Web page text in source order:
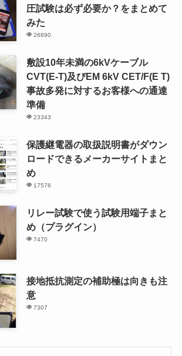
圧試験は必ず必要か？をまとめて
みた
26890
敷設10年未満の6kVケーブル
CVT(E-T)及びEM 6kV CET/F(E T)
事故多発に対するお客様への通達
準備
23343
保護継電器の取扱説明書がダウン
ロードできるメーカーサイトまと
め
17576
リレー試験で使う試験用端子まと
め（プラグイン）
7470
接地抵抗測定の補助極は向きも注
意
7307